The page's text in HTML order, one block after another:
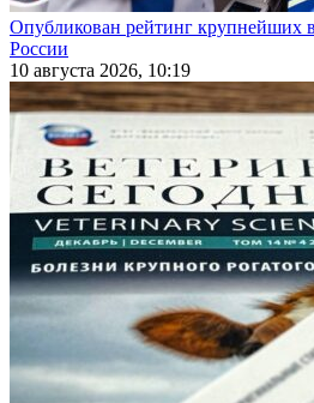
Опубликован рейтинг крупнейших
России
10 августа 2026, 10:19